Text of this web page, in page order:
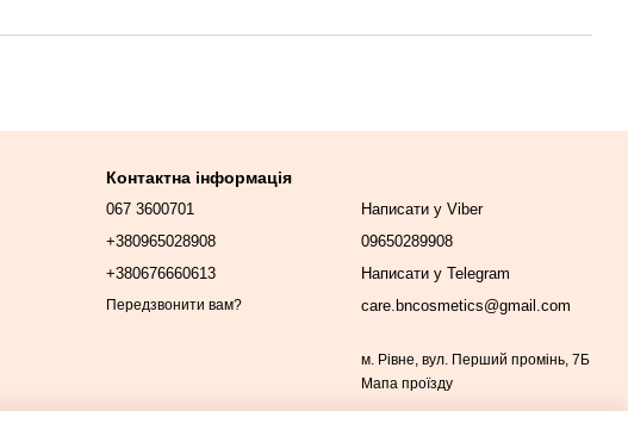
Контактна інформація
067 3600701
+380965028908
+380676660613
Передзвонити вам?
Написати у Viber
09650289908
Написати у Telegram
care.bncosmetics@gmail.com
м. Рівне, вул. Перший промінь, 7Б
Мапа проїзду